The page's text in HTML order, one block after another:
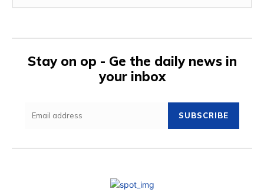
Stay on op - Ge the daily news in
your inbox
SUBSCRIBE